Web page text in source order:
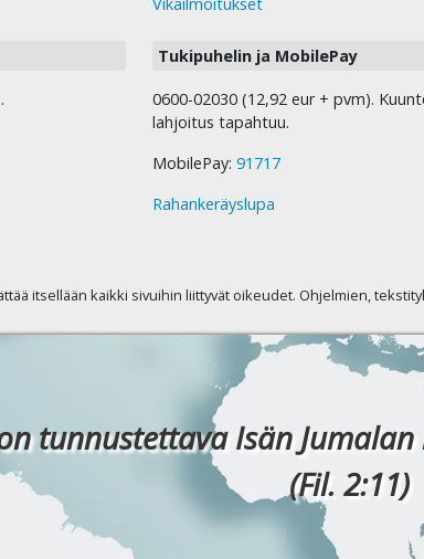
Vikailmoitukset
Tukipuhelin ja MobilePay
0600-02030 (12,92 eur + pvm).
lahjoitus tapahtuu.
MobilePay: 91717
Rahankeräyslupa
itsellään kaikki sivuihin liittyvät oikeudet. Ohjelmien,
tunnustettava Isän
(Fil. 2:11)